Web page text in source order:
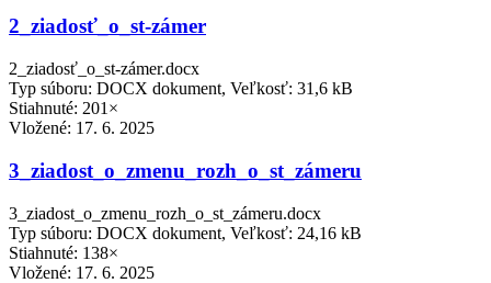
2_ziadosť_o_st-zámer
2_ziadosť_o_st-zámer.docx
Typ súboru: DOCX dokument, Veľkosť: 31,6 kB
Stiahnuté: 201×
Vložené: 17. 6. 2025
3_ziadost_o_zmenu_rozh_o_st_zámeru
3_ziadost_o_zmenu_rozh_o_st_zámeru.docx
Typ súboru: DOCX dokument, Veľkosť: 24,16 kB
Stiahnuté: 138×
Vložené: 17. 6. 2025